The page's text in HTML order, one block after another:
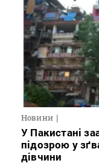
Новини
У Пакистані
підозрою у
дівчини